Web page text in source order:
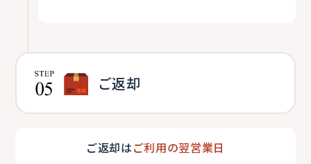
ご返却
ご返却はご利用の翌営業日